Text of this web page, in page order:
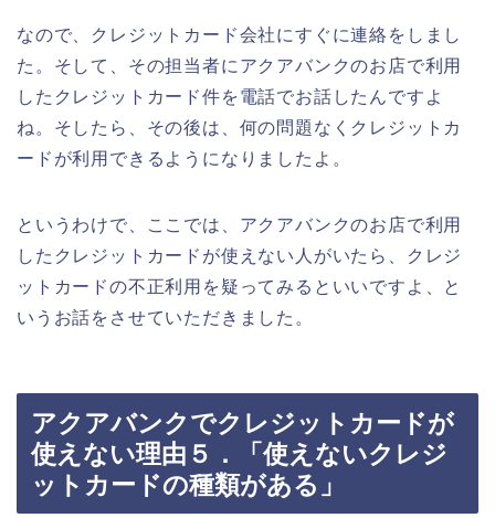
なので、クレジットカード会社にすぐに連絡をしまし
た。そして、その担当者にアクアバンクのお店で利用
したクレジットカード件を電話でお話したんですよ
ね。そしたら、その後は、何の問題なくクレジットカ
ードが利用できるようになりましたよ。
というわけで、ここでは、アクアバンクのお店で利用
したクレジットカードが使えない人がいたら、クレジ
ットカードの不正利用を疑ってみるといいですよ、と
いうお話をさせていただきました。
アクアバンクでクレジットカードが
使えない理由５．「使えないクレジ
ットカードの種類がある」